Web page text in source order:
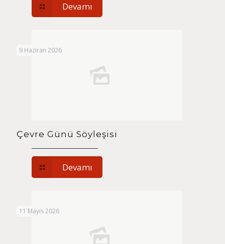
Devamı
9 Haziran 2026
Çevre Günü Söyleşisi
Devamı
11 Mayıs 2026